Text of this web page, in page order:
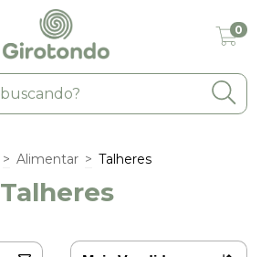
0
> Alimentar > Talheres
Talheres